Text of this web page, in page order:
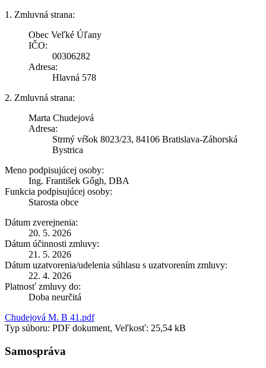
1. Zmluvná strana:
Obec Veľké Úľany
IČO:
00306282
Adresa:
Hlavná 578
2. Zmluvná strana:
Marta Chudejová
Adresa:
Strmý vŕšok 8023/23, 84106 Bratislava-Záhorská
Bystrica
Meno podpisujúcej osoby:
Ing. František Gőgh, DBA
Funkcia podpisujúcej osoby:
Starosta obce
Dátum zverejnenia:
20. 5. 2026
Dátum účinnosti zmluvy:
21. 5. 2026
Dátum uzatvorenia/udelenia súhlasu s uzatvorením zmluvy:
22. 4. 2026
Platnosť zmluvy do:
Doba neurčitá
Chudejová M. B 41.pdf
Typ súboru: PDF dokument, Veľkosť: 25,54 kB
Samospráva